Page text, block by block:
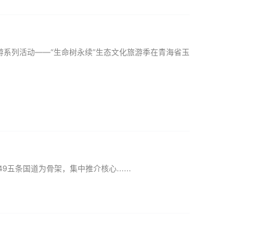
系列活动——“生命树永续”生态文化旅游季在青海省玉
五条国道为骨架，集中推介核心......